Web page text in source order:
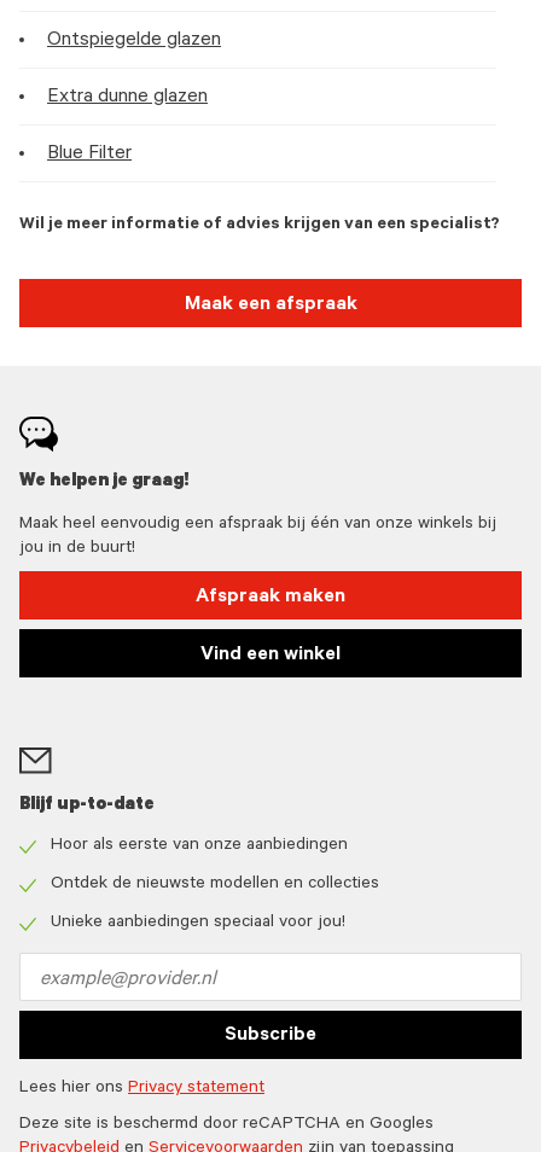
Ontspiegelde glazen
Extra dunne glazen
Blue Filter
Wil je meer informatie of advies krijgen van een specialist?
Maak een afspraak
We helpen je graag!
Maak heel eenvoudig een afspraak bij één van onze winkels bij
jou in de buurt!
Afspraak maken
Vind een winkel
Blijf up-to-date
icon
Hoor als eerste van onze aanbiedingen
icon
Ontdek de nieuwste modellen en collecties
Unieke aanbiedingen speciaal voor jou!
address
Subscribe
Lees hier ons Privacy statement
Deze site is beschermd door reCAPTCHA en Googles